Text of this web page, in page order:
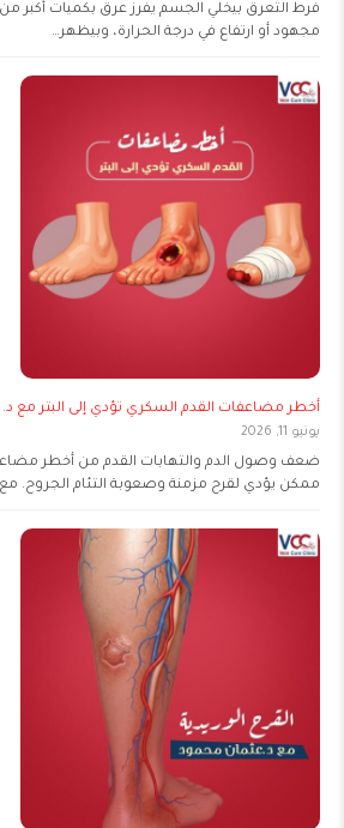
فرط التعرق بيخلي الجسم يفرز عرق بكميات أكبر
مجهود أو ارتفاع في درجة الحرارة، وبيظهر…
أخطر مضاعفات القدم السكري تؤدي إلى البتر مع
يونيو 11, 2026
ضعف وصول الدم والتهابات القدم من أخطر
ممكن يؤدي لقرح مزمنة وصعوبة التئام الجروح. مع